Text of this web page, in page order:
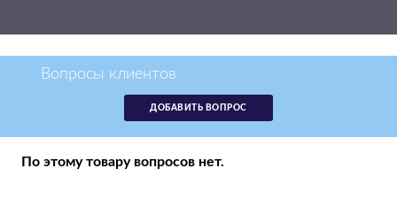
2 770 р.
в наличии -
1 шт
44469714 желтый
ДОБАВИТЬ ВОПРОС
Вопросы клиентов
По этому товару вопросов нет.